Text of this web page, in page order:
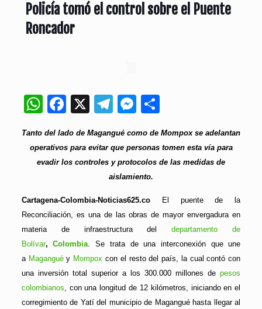
Policía tomó el control sobre el Puente
Roncador
WhatsApp
Facebook
X Telegram
Messenger
Compartir
Tanto del lado de Magangué como de Mompox se adelantan
operativos para evitar que personas tomen esta vía para
evadir los controles y protocolos de las medidas de
aislamiento.
Cartagena-Colombia-Noticias625.coEl puente de la
Reconciliación, es una de las obras de mayor envergadura en
materia de infraestructura deldepartamento de
Bolívar,Colombia . ​Se trata de una interconexión que une
a Maganguéy Mompox con el resto del país, la cual contó con
una inversión total superior a los 300.000 millones depesos
colombianos , con una longitud de 12 kilómetros, iniciando en el
corregimiento de Yatí del municipio de Magangué hasta llegar al